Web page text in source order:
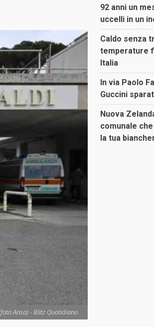
Ansa) - Blitz Quotidiano
92 anni un
uccelli in un
Caldo senza
temperature
Italia
In via Paolo
Guccini
Nuova
comunale
la tua